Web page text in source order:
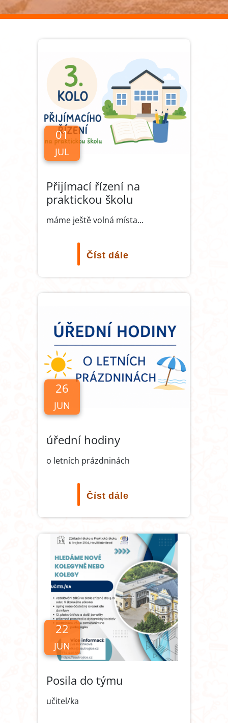
01
JUL
Přijímací řízení na
praktickou školu
máme ještě volná místa...
Číst dále
26
JUN
úřední hodiny
o letních prázdninách
Číst dále
22
JUN
Posila do týmu
učitel/ka